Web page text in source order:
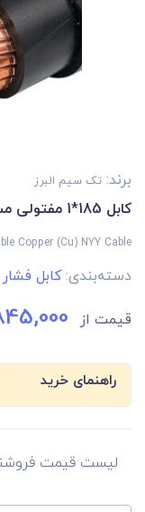
برند: تک سیم البرز
کابل 185*1 مفتولی مسی تک سیم البرز NYY
Copper (Cu) NYY Cable
دسته‌بندی:کابل
قیمت از
راهنمای خرید
لیست قیمت